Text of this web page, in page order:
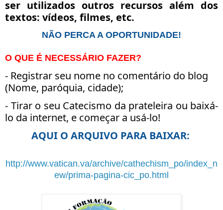
ser utilizados outros recursos além dos
textos: vídeos, filmes, etc.
NÃO PERCA A OPORTUNIDADE!
O QUE É NECESSÁRIO FAZER?
- Registrar seu nome no comentário do blog
(Nome, paróquia, cidade);
- Tirar o seu Catecismo da prateleira ou baixá-
lo da internet, e começar a usá-lo!
AQUI O ARQUIVO PARA BAIXAR:
http://www.vatican.va/archive/cathechism_po/index_n
ew/prima-pagina-cic_po.html